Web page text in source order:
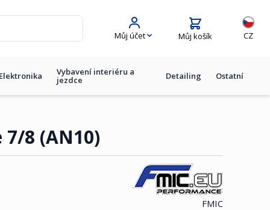
Můj účet Můj košík
Jazyk
CZ
Vybavení interiéru a
jezdce Detailing Ostatní
8 (AN10)
FMIC